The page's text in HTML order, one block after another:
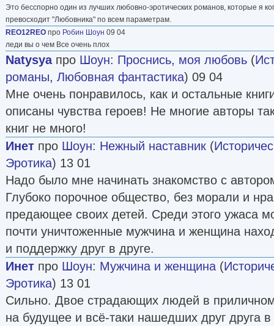
Это бесспорно один из лучших любовно-эротических романов, которые я
превосходит "Любовника" по всем параметрам.
REO12REO про Робин Шоун 09 04
леди вы о чем Все очень плох
Natysyaпро Шоун: Проснись, моя любовь (
романы, Любовная фантастика) 09 04
Мне очень понравилось, как и остальные
описаны чувства героев! Не многие авторы
книг не много!
Инет про Шоун: Нежный наставник (
Эротика) 13 01
Надо было мне начинать знакомство с
Глубоко порочное общество, без морали и
предающее своих детей. Среди этого ужаса
почти уничтоженные мужчина и женщина
и поддержку друг в друге.
Инет про Шоун: Мужчина и женщина (
Эротика) 13 01
Сильно. Двое страдающих людей в
на будущее и всё-таки нашедших друг друга в